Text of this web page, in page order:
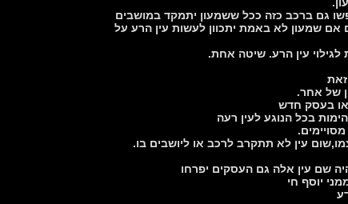
גם ברכב כזה ככל ששמעון יתמקד במושבים
שמעון לא באמת יתכוון לעשות עין הרע על
לגילוי עין הרע. שיטה אחת.
של אחר.
בכל הנוגע לעין רעה
עין לא תתקרב לרכב או ליושבים בו.
שם עין אלה גם העסקים יפרחו
יוסף חי